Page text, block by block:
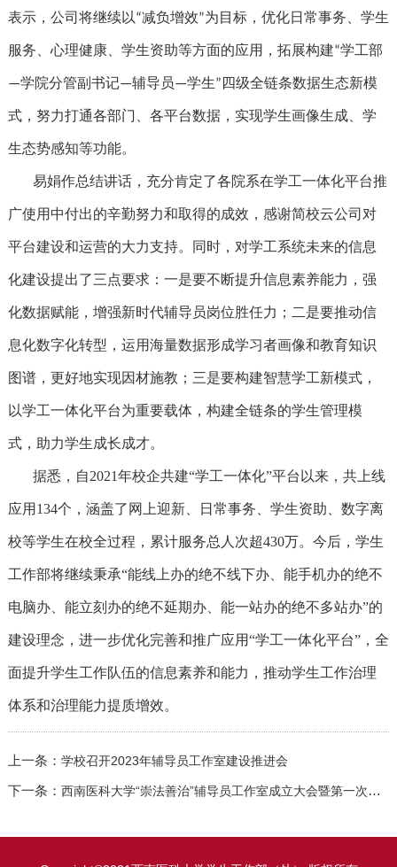
表示，公司将继续以“减负增效”为目标，优化日常事务、学生
服务、心理健康、学生资助等方面的应用，拓展构建“学工部
—学院分管副书记—辅导员—学生” 四级全链条数据生态新模
式，努力打通各部门、各平台数据，实现学生画像生成、学
生态势感知等功能。
易娟作总结讲话，充分肯定了各院系在学工一体化平台推
广使用中付出的辛勤努力和取得的成效，感谢简校云公司对
平台建设和运营的大力支持。同时，对学工系统未来的信息
化建设提出了三点要求：一是要不断提升信息素养能力，强
化数据赋能，增强新时代辅导员岗位胜任力；二是要推动信
息化数字化转型，运用海量数据形成学习者画像和教育知识
图谱，更好地实现因材施教；三是要构建智慧学工新模式，
以学工一体化平台为重要载体，构建全链条的学生管理模
式，助力学生成长成才。
据悉，自2021年校企共建“学工一体化”平台以来，共上线
应用134个，涵盖了网上迎新、日常事务、学生资助、数字离
校等学生在校全过程，累计服务总人次超430万。今后，学生
工作部将继续秉承“能线上办的绝不线下办、能手机办的绝不
电脑办、能立刻办的绝不延期办、能一站办的绝不多站办”的
建设理念，进一步优化完善和推广应用“学工一体化平台”，全
面提升学生工作队伍的信息素养和能力，推动学生工作治理
体系和治理能力提质增效。
上一条： 学校召开2023年辅导员工作室建设推进会
下一条： 西南医科大学“崇法善治”辅导员工作室成立大会暨第一次全体会议顺利召开